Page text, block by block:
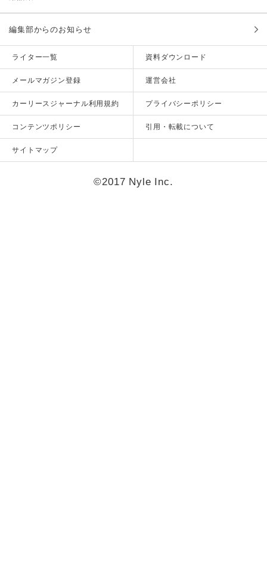
編集部からのお知らせ
ライター一覧 資料ダウンロード
メールマガジン登録 運営会社
カーリースジャーナル利用規約 プライバシーポリシー
コンテンツポリシー 引用・転載について
サイトマップ
©2017 Nyle Inc.